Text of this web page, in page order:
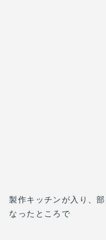
製作キッチンが入り、
なったところで